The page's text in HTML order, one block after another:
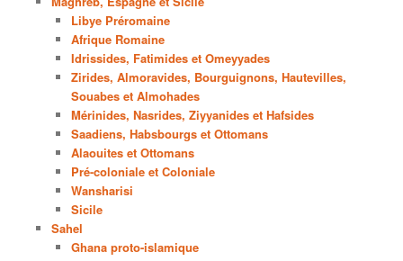
Libye Préromaine
Afrique Romaine
Idrissides, Fatimides et Omeyyades
Zirides, Almoravides, Bourguignons, Hautevilles,
Souabes et Almohades
Mérinides, Nasrides, Ziyyanides et Hafsides
Saadiens, Habsbourgs et Ottomans
Alaouites et Ottomans
Pré-coloniale et Coloniale
Wansharisi
Sicile
Sahel
Ghana proto-islamique